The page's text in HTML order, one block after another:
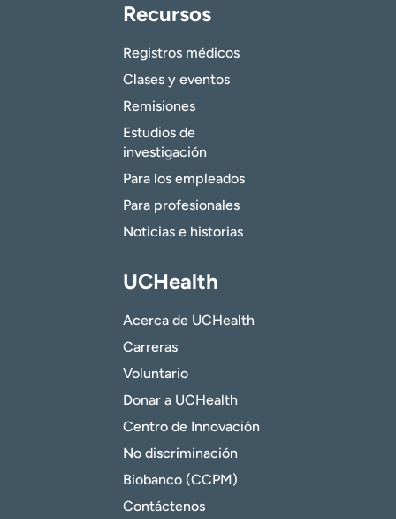
Recursos
Registros médicos
Clases y eventos
Remisiones
Estudios de
investigación
Para los empleados
Para profesionales
Noticias e historias
UCHealth
Acerca de UCHealth
Carreras
Voluntario
Donar a UCHealth
Centro de Innovación
No discriminación
Biobanco (CCPM)
Contáctenos